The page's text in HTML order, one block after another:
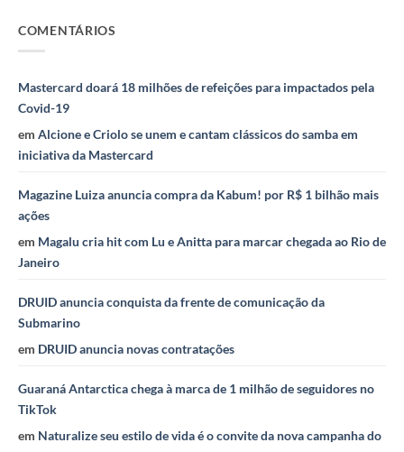
COMENTÁRIOS
Mastercard doará 18 milhões de refeições para impactados pela
Covid-19
em Alcione e Criolo se unem e cantam clássicos do samba em
iniciativa da Mastercard
Magazine Luiza anuncia compra da Kabum! por R$ 1 bilhão mais
ações
em Magalu cria hit com Lu e Anitta para marcar chegada ao Rio de
Janeiro
DRUID anuncia conquista da frente de comunicação da
Submarino
em DRUID anuncia novas contratações
Guaraná Antarctica chega à marca de 1 milhão de seguidores no
TikTok
em Naturalize seu estilo de vida é o convite da nova campanha do